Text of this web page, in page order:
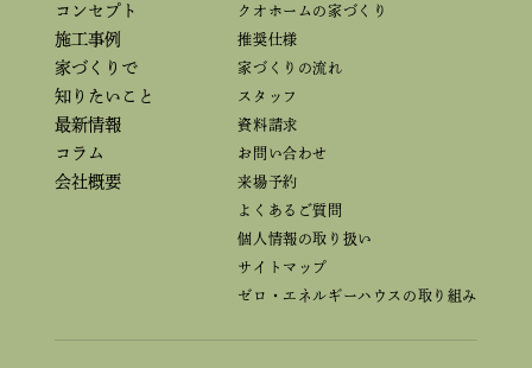
コンセプト
施工事例
家づくりで
知りたいこと
最新情報
コラム
会社概要
クオホームの家づくり
推奨仕様
家づくりの流れ
スタッフ
資料請求
お問い合わせ
来場予約
よくあるご質問
個人情報の取り扱い
サイトマップ
ゼロ・エネルギーハウスの取り組み